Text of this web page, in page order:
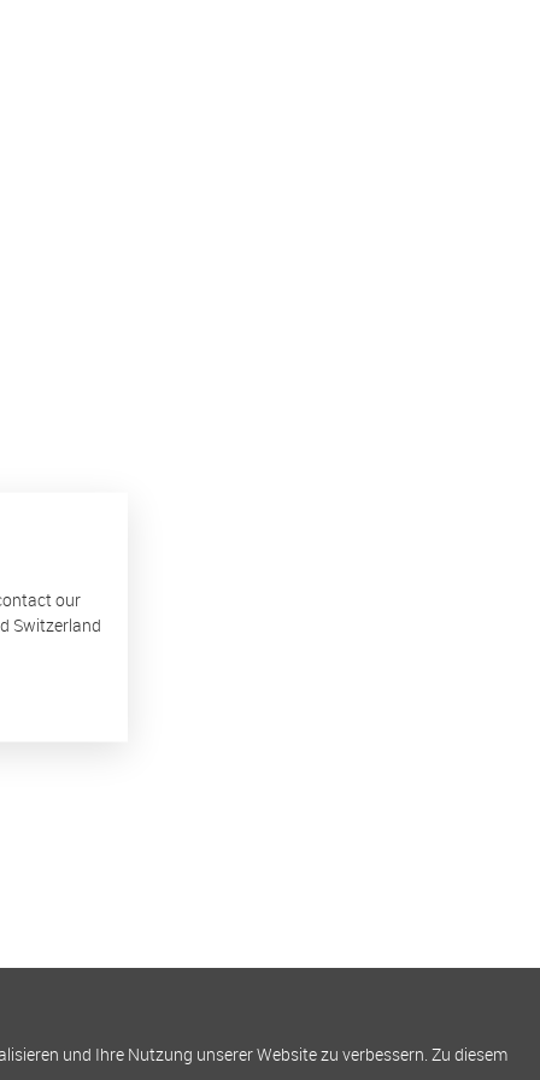
our
Switzerland
und Ihre Nutzung unserer Website zu verbessern. Zu diesem